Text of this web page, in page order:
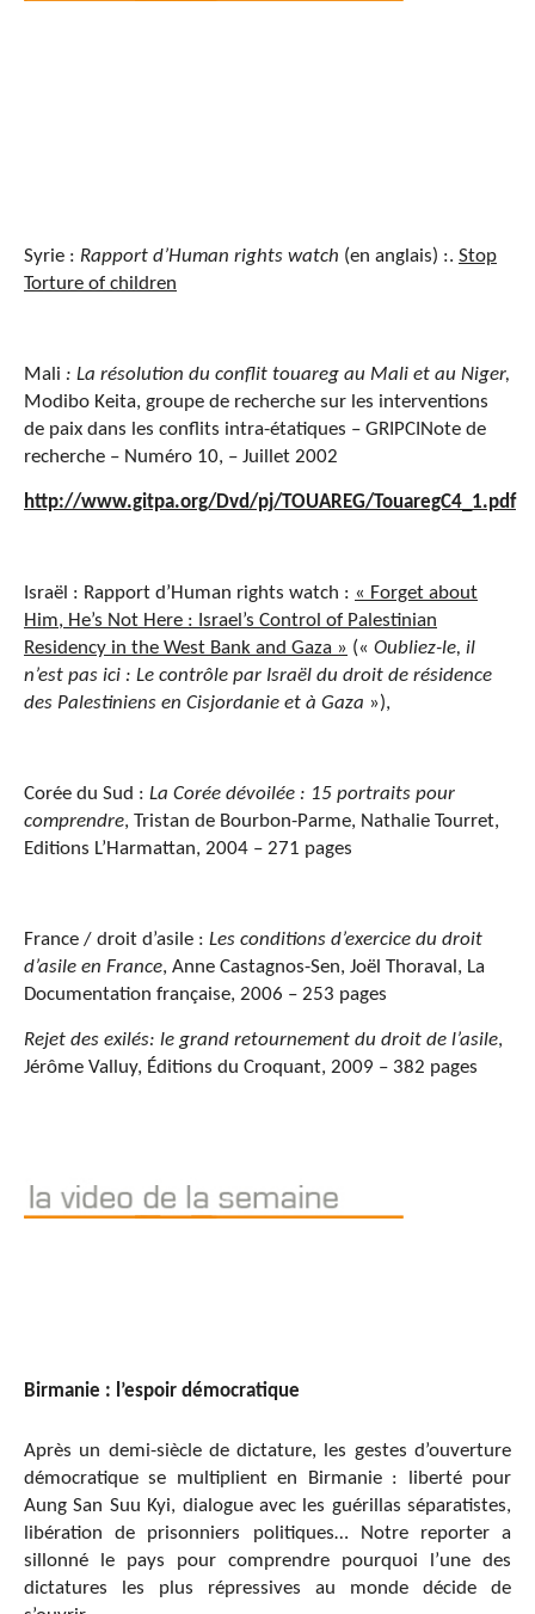
Syrie : Rapport d’Human rights watch (en anglais) :. Stop
Torture of children
Mali : La résolution du conflit touareg au Mali et au Niger,
Modibo Keita, groupe de recherche sur les interventions
de paix dans les conflits intra-étatiques – GRIPCINote de
recherche – Numéro 10, – Juillet 2002
http://www.gitpa.org/Dvd/pj/TOUAREG/TouaregC4_1.pdf
Israël : Rapport d’Human rights watch : « Forget about
Him, He’s Not Here : Israel’s Control of Palestinian
Residency in the West Bank and Gaza » (« Oubliez-le, il
n’est pas ici : Le contrôle par Israël du droit de résidence
des Palestiniens en Cisjordanie et à Gaza »),
Corée du Sud : La Corée dévoilée : 15 portraits pour
comprendre, Tristan de Bourbon-Parme, Nathalie Tourret,
Editions L’Harmattan, 2004 – 271 pages
France / droit d’asile : Les conditions d’exercice du droit
d’asile en France, Anne Castagnos-Sen, Joël Thoraval, La
Documentation française, 2006 – 253 pages
Rejet des exilés: le grand retournement du droit de l’asile,
Jérôme Valluy, Éditions du Croquant, 2009 – 382 pages
Birmanie : l’espoir démocratique
Après un demi-siècle de dictature, les gestes d’ouverture
démocratique se multiplient en Birmanie : liberté pour
Aung San Suu Kyi, dialogue avec les guérillas séparatistes,
libération de prisonniers politiques… Notre reporter a
sillonné le pays pour comprendre pourquoi l’une des
dictatures les plus répressives au monde décide de